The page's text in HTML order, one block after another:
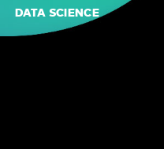
DATA SCIENCE